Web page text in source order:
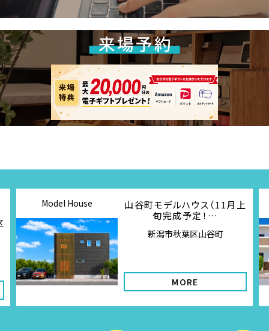
Model House
山谷町モデルハウス（11月上
旬完成予定！…
新潟市秋葉区山谷町
MORE